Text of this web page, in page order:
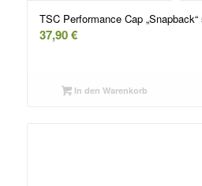
TSC Performance Cap
37,90€
In den Warenkorb